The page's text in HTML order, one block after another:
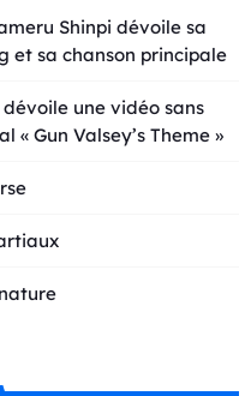
Shinpi dévoile sa
et sa chanson principale
une vidéo sans
« Gun Valsey’s Theme »